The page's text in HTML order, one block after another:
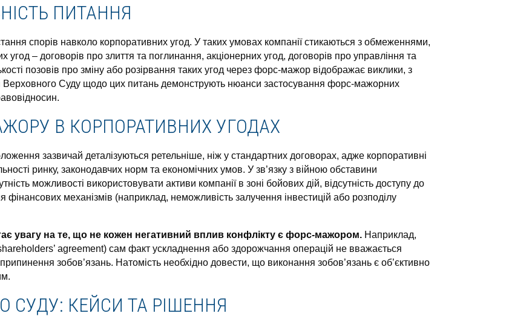
ПИТАННЯ
спорів навколо корпоративних угод. У таких умовах компанії стикаються з обмеженнями,
– договорів про злиття та поглинання, акціонерних угод, договорів про управління та
позовів про зміну або розірвання таких угод через форс-мажор відображає виклики, з
Верховного Суду щодо цих питань демонструють нюанси застосування форс-мажорних
В КОРПОРАТИВНИХ УГОДАХ
зазвичай деталізуються ретельніше, ніж у стандартних договорах, адже корпоративні
ринку, законодавчих норм та економічних умов. У зв’язку з війною обставини
можливості використовувати активи компанії в зоні бойових дій, відсутність доступу до
механізмів (наприклад, неможливість залучення інвестицій або розподілу
увагу на те, що не кожен негативний вплив конфлікту є форс-мажором. Наприклад,
agreement) сам факт ускладнення або здорожчання операцій не вважається
зобов’язань. Натомість необхідно довести, що виконання зобов’язань є об’єктивно
СУДУ: КЕЙСИ ТА РІШЕННЯ